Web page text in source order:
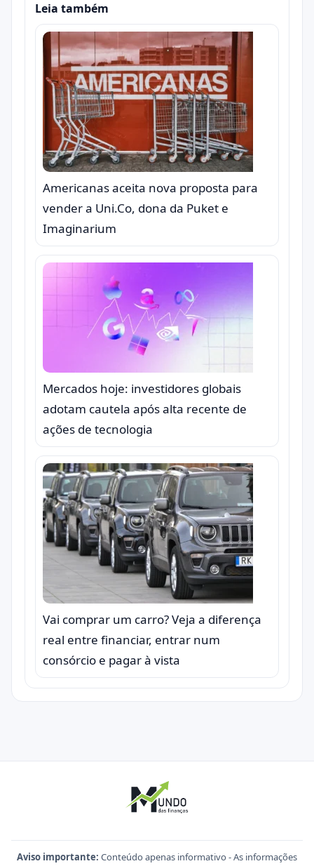
Leia também
Americanas aceita nova proposta para
vender a Uni.Co, dona da Puket e
Imaginarium
Mercados hoje: investidores globais
adotam cautela após alta recente de
ações de tecnologia
Vai comprar um carro? Veja a diferença
real entre financiar, entrar num
consórcio e pagar à vista
Aviso importante: Conteúdo apenas informativo - As informações